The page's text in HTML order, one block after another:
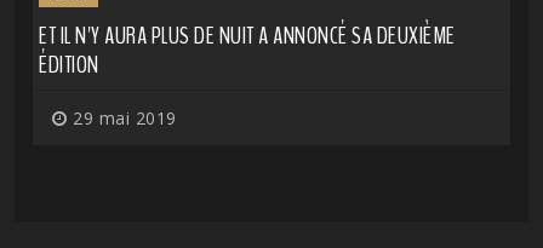
ET IL N'Y AURA PLUS DE NUIT A ANNONCÉ SA DEUXIÈME
ÉDITION
29 mai 2019